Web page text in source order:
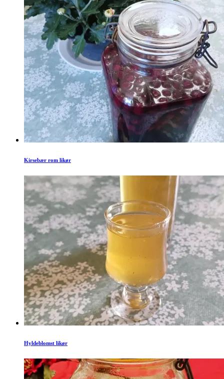
Kirsebær rom likør
Hyldeblomst likør